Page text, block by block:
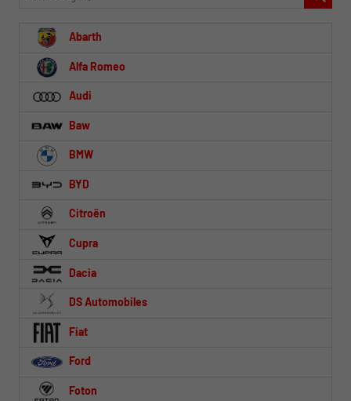
Abarth
Alfa Romeo
Audi
Baw
BMW
BYD
Citroën
Cupra
Dacia
DS Automobiles
Fiat
Ford
Foton